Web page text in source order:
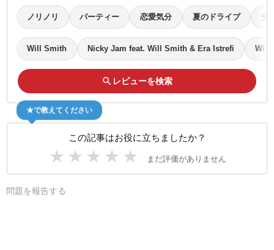
ノリノリ パーティー 恋愛気分 夏のドライブ テ
Will Smith Nicky Jam feat. Will Smith & Era Istrefi Will
search レビューを検索
この記事はお役に立ちましたか？
★ ★ ★ ★ ★ まだ評価がありません
★で教えてください
問題を報告する